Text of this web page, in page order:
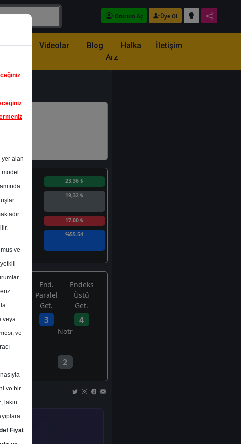
Oturum Aç Üye Ol
Videolar Blog
Halka
Arz
İletişim
23,36 ₺
19,32 ₺
17,00 ₺
%55.54
1
End.
Paralel
Get.
3
Endeks
Üstü
Get.
4
Nötr
2
yer alan
ve
veya
ve
ve bir
lakin
Fiyat